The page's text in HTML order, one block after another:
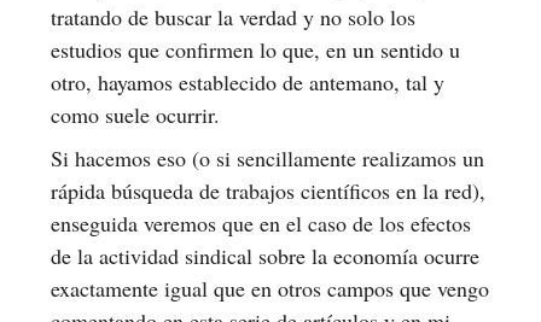
tratando de buscar la verdad y no solo los
estudios que confirmen lo que, en un sentido u
otro, hayamos establecido de antemano, tal y
como suele ocurrir.
Si hacemos eso (o si sencillamente realizamos un
rápida búsqueda de trabajos científicos en la red),
enseguida veremos que en el caso de los efectos
de la actividad sindical sobre la economía ocurre
exactamente igual que en otros campos que vengo